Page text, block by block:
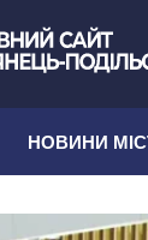
НОВИНИ